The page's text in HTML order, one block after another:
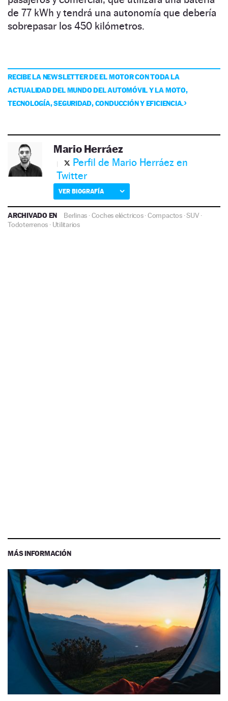
de 77 kWh y tendrá una autonomía que debería
sobrepasar los 450 kilómetros.
RECIBE LA NEWSLETTER DE EL MOTOR CON TODA LA
ACTUALIDAD DEL MUNDO DEL AUTOMÓVIL Y LA MOTO,
TECNOLOGÍA, SEGURIDAD, CONDUCCIÓN Y EFICIENCIA.
Mario Herráez
Perfil de Mario Herráez en
Twitter
VER BIOGRAFÍA
ARCHIVADO EN Berlinas ·Coches eléctricos·Compactos·SUV ·
Todoterrenos · Utilitarios
MÁS INFORMACIÓN